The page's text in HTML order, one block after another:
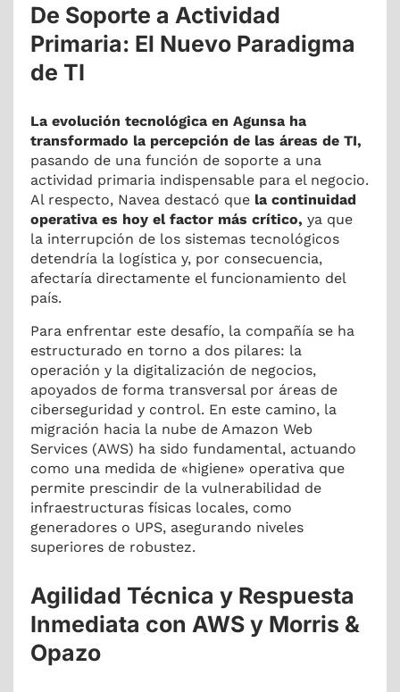
De Soporte a Actividad
Primaria: El Nuevo Paradigma
de TI
La evolución tecnológica en Agunsa ha
transformado la percepción de las áreas de TI,
pasando de una función de soporte a una
actividad primaria indispensable para el negocio.
Al respecto, Navea destacó que la continuidad
operativa es hoy el factor más crítico, ya que
la interrupción de los sistemas tecnológicos
detendría la logística y, por consecuencia,
afectaría directamente el funcionamiento del
país.
Para enfrentar este desafío, la compañía se ha
estructurado en torno a dos pilares: la
operación y la digitalización de negocios,
apoyados de forma transversal por áreas de
ciberseguridad y control. En este camino, la
migración hacia la nube de Amazon Web
Services (AWS) ha sido fundamental, actuando
como una medida de «higiene» operativa que
permite prescindir de la vulnerabilidad de
infraestructuras físicas locales, como
generadores o UPS, asegurando niveles
superiores de robustez.
Agilidad Técnica y Respuesta
Inmediata con AWS y Morris &
Opazo